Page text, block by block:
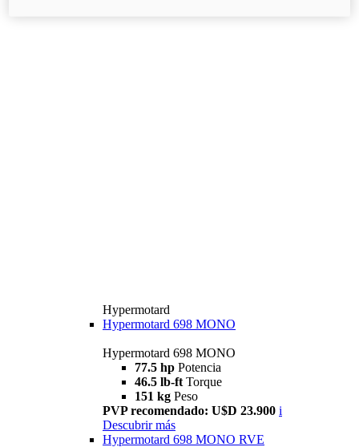
Hypermotard
Hypermotard 698 MONO
Hypermotard 698 MONO
77.5 hp Potencia
46.5 lb-ft Torque
151 kg Peso
PVP recomendado: U$D 23.900 i
Descubrir más
Hypermotard 698 MONO RVE